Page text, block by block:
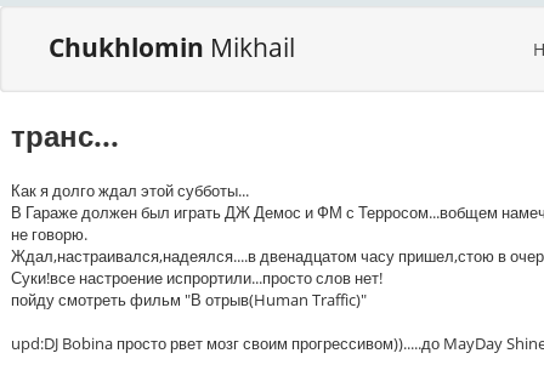
Chukhlomin Mikhail
транс...
Как я долго ждал этой субботы...
В Гараже должен был играть ДЖ Демос и ФМ с Терросом...вобщем
не говорю.
Ждал,настраивался,надеялся....в двенадцатом часу пришел,стою в
Суки!все настроение испрортили...просто слов нет!
пойду смотреть фильм "В отрыв(Human Traffic)"
upd:DJ Bobina просто рвет мозг своим прогрессивом)).....до MayDay